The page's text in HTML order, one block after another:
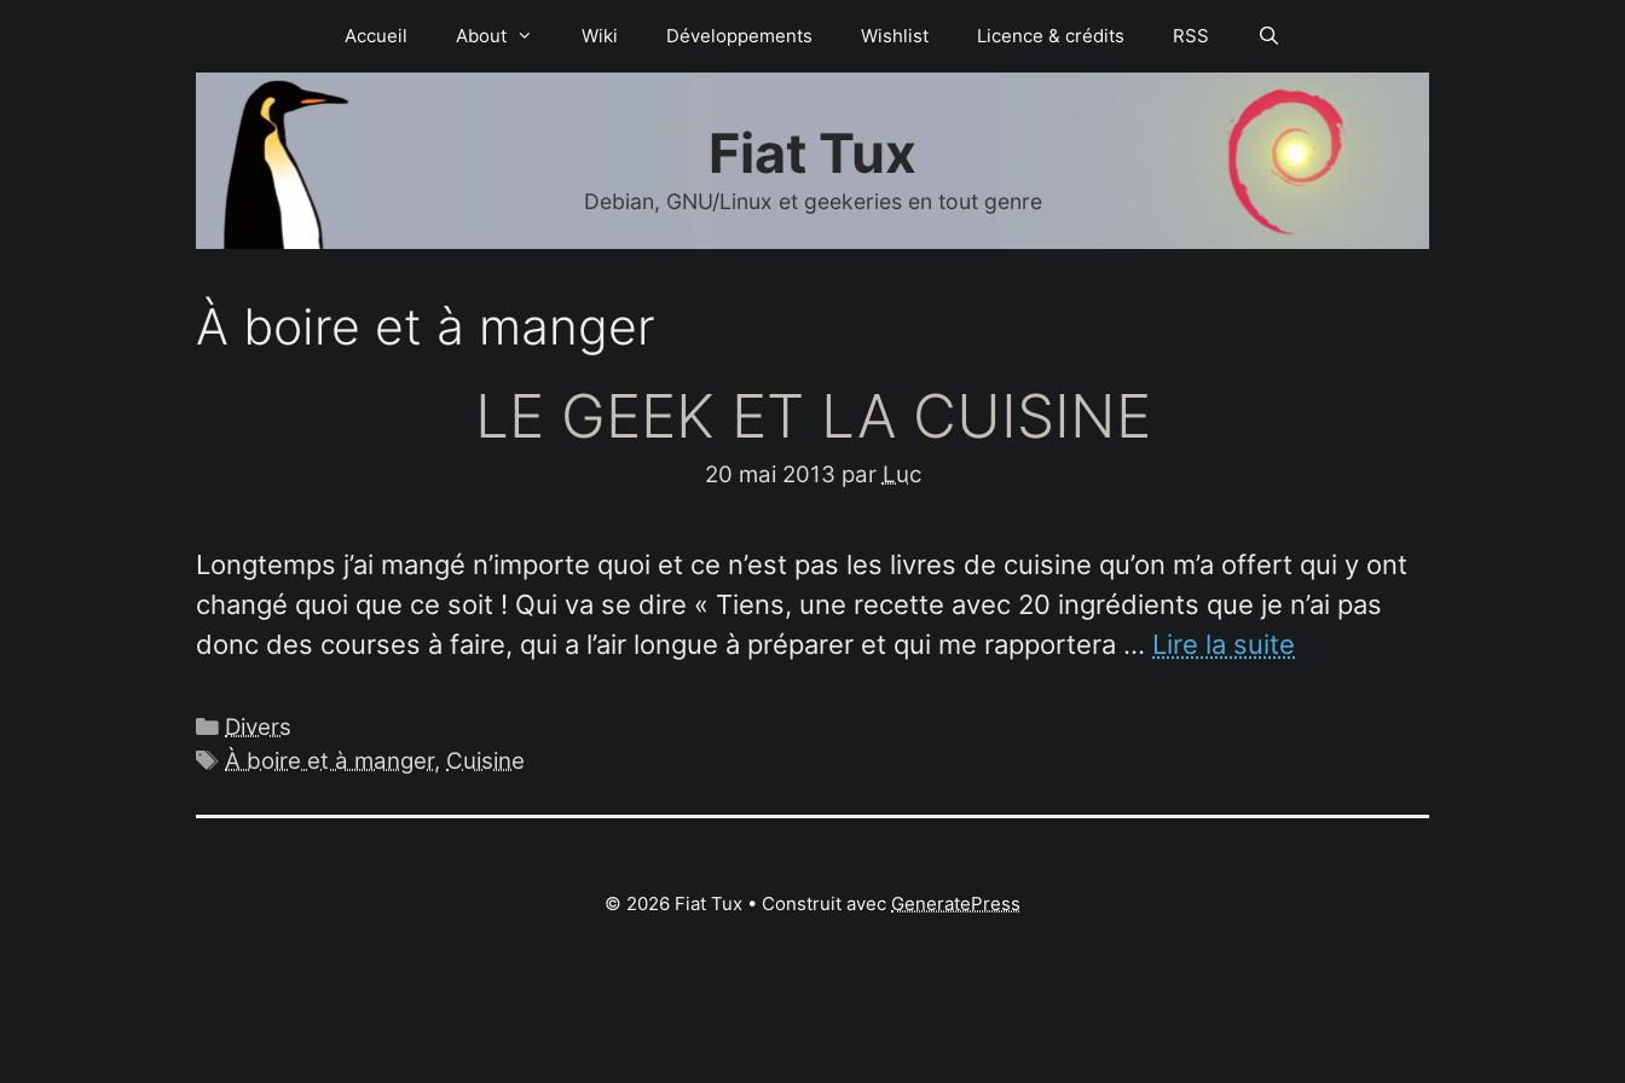
Accueil About Wiki Déve­­lop­­pe­­ments Wishlist Licence & crédits RSS
Fiat Tux
Debian, GNU/Linux et geekeries en tout genre
À boire et à manger
LE GEEK ET LA CUISINE
20 mai 2013 par Luc
Longtemps j’ai mangé n’importe quoi et ce n’est pas les livres de cuisine qu’on m’a offert qui y ont
changé quoi que ce soit ! Qui va se dire « Tiens, une recette avec 20 ingrédients que je n’ai pas
donc des courses à faire, qui a l’air longue à préparer et qui me rapportera … Lire la suite
Catégories
Divers
Étiquettes
À boire et à manger, Cuisine
© 2026 Fiat Tux • Construit avec GeneratePress